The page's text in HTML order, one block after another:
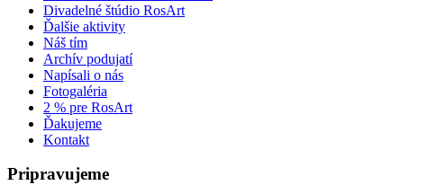
Divadelné štúdio RosArt
Ďalšie aktivity
Náš tím
Archív podujatí
Napísali o nás
Fotogaléria
2 % pre RosArt
Ďakujeme
Kontakt
Pripravujeme